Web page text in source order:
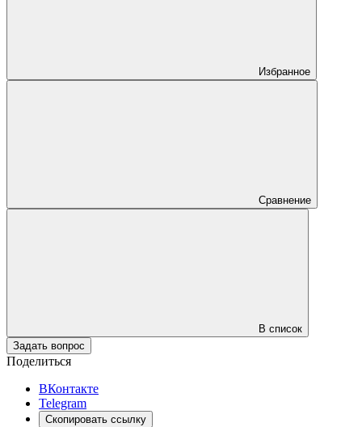
Избранное
Сравнение
В список
Задать вопрос
Поделиться
ВКонтакте
Telegram
Скопировать ссылку